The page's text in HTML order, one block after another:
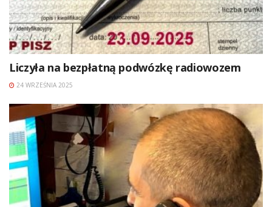
Liczyła na bezpłatną podwózkę radiowozem
24 WRZEŚNIA 2025